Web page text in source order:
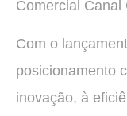
Comercial Canal
Com o
posicionamento
inovação, à